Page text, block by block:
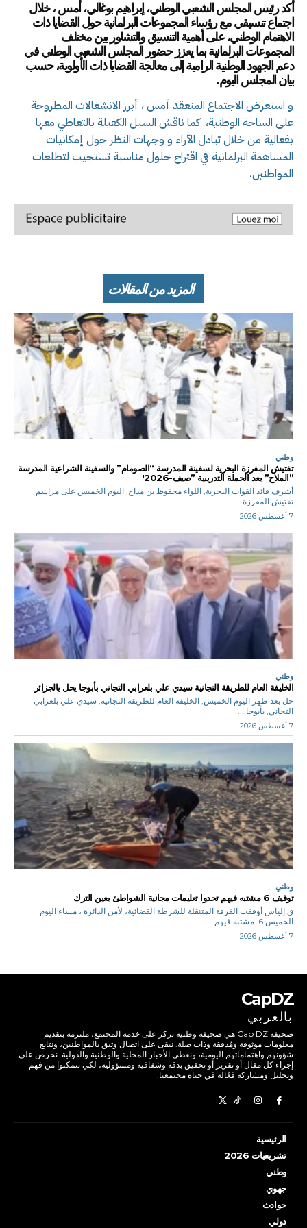
أكد رئيس المجلس الشعبي الوطني، إبراهيم بوغالي، أمس ، خلال
اجتماع تنسيقي مع رؤساء المجموعات البرلمانية حول القضايا ذات
الاهتمام الوطني، على أهمية التنسيق والتشاور بين مختلف
المجموعات البرلمانية بما يعزز حضور المجلس الشعبي الوطني في
دعم الجهود الوطنية الرامية إلى معالجة القضايا ذات الأولوية، حسب
بيان المجلس اليوم.
و استعرض الاجتماع المنعقد أمس ، أبرز الانشغالات المطروحة
على الساحة الوطنية، كما ناقش السبل الكفيلة بالتعاطي معها
بفعالية من خلال تبادل الآراء و وجهات النظر حول إمكانيات
المساهمة البرلمانية في اقتراح حلول مناسبة تستجيب لتطلعات
المواطنين.
المزيد من المقالات
وطني
تفتيش المفرزة البحرية لسفينة المدرسة “الصومام” والسفينة الشراعية المدرسة
”الملاح” بعد الحملة التدريبية ”صيف-2026′
أشرف قائد القوات البحرية, اللواء محفوظ بن مداح, اليوم الخميس على مراسم
تفتيش المفرزة...
7 أغسطس 2026
وطني
الخليفة العام للطريقة التجانية سيدي علي بلعرابي التجاني بأبوجا يحل بالجزائر
حل بعد ظهر اليوم الخميس, الخليفة العام للطريقة التجانية, سيدي علي بلعرابي
التجاني, بأبوجا,...
7 أغسطس 2026
وطني
توقيف 6 مشتبه فيهم تحدوا تعليمات مجانية الشواطئ بعين الترك
ق.إلياس أوقفت الفرقة المتنقلة للشرطة القضائية، لأمن الدائرة ، مساء اليوم
الخميس 6 مشتبه فيهم...
7 أغسطس 2026
CapDZ
بالعربي
صحيفة Cap DZ هي صحيفة وطنية تركز على خدمة المجتمع، ملتزمة بتقديم
معلومات موثوقة ومُدققة وذات صلة. نبقى على اتصال وثيق بالمواطنين، ونتابع
شؤونهم واهتماماتهم اليومية، ونغطي الأخبار المحلية والوطنية والدولية. نحرص على
إجراء كل مقال أو تقرير أو تحقيق بدقة وشفافية ومسؤولية، لكي تتمكنوا من فهم
وتحليل ومشاركة فعّالة في حياة مجتمعنا.
الرئيسية
تشريعيات 2026
وطني
جهوي
حوادث
دولي